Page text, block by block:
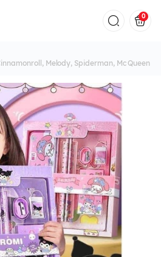
0
Melody, Spiderman, Mc Queen